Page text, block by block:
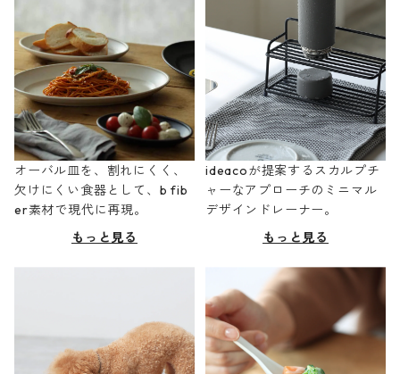
オーバル皿を、割れにくく、
欠けにくい食器として、b fib
er素材で現代に再現。
もっと見る
ideacoが提案するスカルプチ
ャーなアプローチのミニマル
デザインドレーナー。
もっと見る